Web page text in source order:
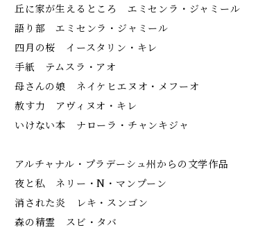
丘に家が生えるところ エミセンラ・ジャミール
語り部 エミセンラ・ジャミール
四月の桜 イースタリン・キレ
手紙 テムスラ・アオ
母さんの娘 ネイケヒエヌオ・メフーオ
赦す力 アヴィヌオ・キレ
いけない本 ナローラ・チャンキジャ
アルチャナル・プラデーシュ州からの文学作品
夜と私 ネリー・N・マンプーン
消された炎 レキ・スンゴン
森の精霊 スビ・タバ